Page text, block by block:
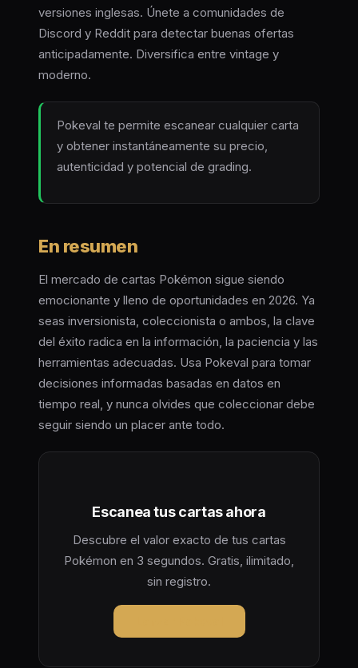
versiones inglesas. Únete a comunidades de
Discord y Reddit para detectar buenas ofertas
anticipadamente. Diversifica entre vintage y
moderno.
Pokeval te permite escanear cualquier carta
y obtener instantáneamente su precio,
autenticidad y potencial de grading.
En resumen
El mercado de cartas Pokémon sigue siendo
emocionante y lleno de oportunidades en 2026. Ya
seas inversionista, coleccionista o ambos, la clave
del éxito radica en la información, la paciencia y las
herramientas adecuadas. Usa Pokeval para tomar
decisiones informadas basadas en datos en
tiempo real, y nunca olvides que coleccionar debe
seguir siendo un placer ante todo.
Escanea tus cartas ahora
Descubre el valor exacto de tus cartas
Pokémon en 3 segundos. Gratis, ilimitado,
sin registro.